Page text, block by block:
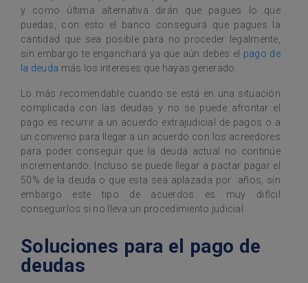
y como última alternativa dirán que pagues lo que
puedas, con esto el banco conseguirá que pagues la
cantidad que sea posible para no proceder legalmente,
sin embargo te enganchará ya que aún debes el pago de
la deuda más los intereses que hayas generado.
Lo más recomendable cuando se está en una situación
complicada con las deudas y no se puede afrontar el
pago es recurrir a un acuerdo extrajudicial de pagos o a
un convenio para llegar a un acuerdo con los acreedores
para poder conseguir que la deuda actual no continúe
incrementando. Incluso se puede llegar a pactar pagar el
50% de la deuda o que esta sea aplazada por años, sin
embargo este tipo de acuerdos es muy difícil
conseguirlos si no lleva un procedimiento judicial
Soluciones para el pago de
deudas